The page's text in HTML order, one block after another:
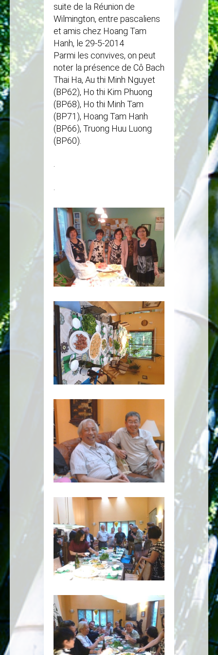
suite de la Réunion de
Wilmington, entre pascaliens
et amis chez Hoang Tam
Hanh, le 29-5-2014
Parmi les convives, on peut
noter la présence de Cô Bach
Thai Ha, Au thi Minh Nguyet
(BP62), Ho thi Kim Phuong
(BP68), Ho thi Minh Tam
(BP71), Hoang Tam Hanh
(BP66), Truong Huu Luong
(BP60).